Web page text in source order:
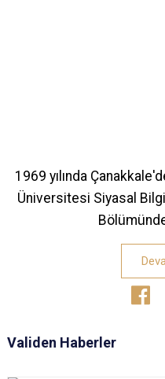
1969 yılında
Üniversitesi Siyasal
Validen Haberler